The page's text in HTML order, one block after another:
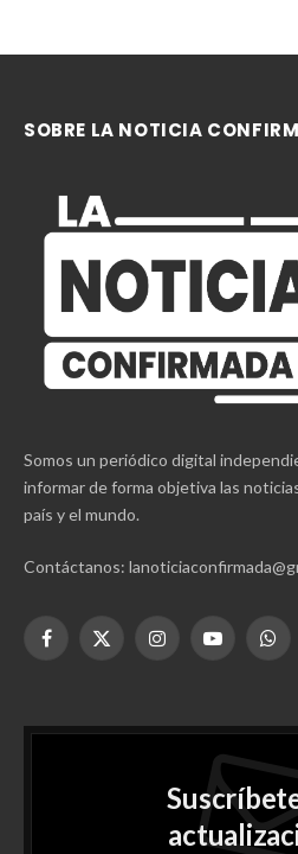
SOBRE LA NOTICIA
Somos un periódico digital
informar de forma objetiva las
país y el mundo.
Contáctanos:
Facebook
X
InstagramYouTube